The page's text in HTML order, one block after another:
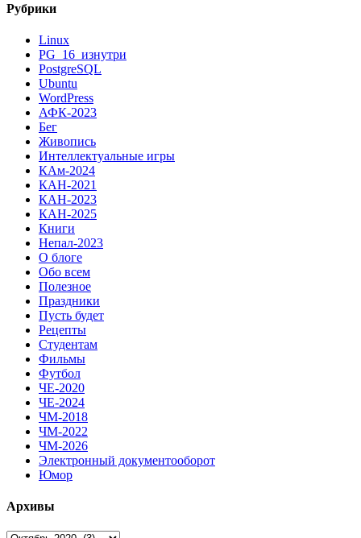
Рубрики
Linux
PG_16_изнутри
PostgreSQL
Ubuntu
WordPress
АФК-2023
Бег
Живопись
Интеллектуальные игры
КАм-2024
КАН-2021
КАН-2023
КАН-2025
Книги
Непал-2023
О блоге
Обо всем
Полезное
Праздники
Пусть будет
Рецепты
Студентам
Фильмы
Футбол
ЧЕ-2020
ЧЕ-2024
ЧМ-2018
ЧМ-2022
ЧМ-2026
Электронный документооборот
Юмор
Архивы